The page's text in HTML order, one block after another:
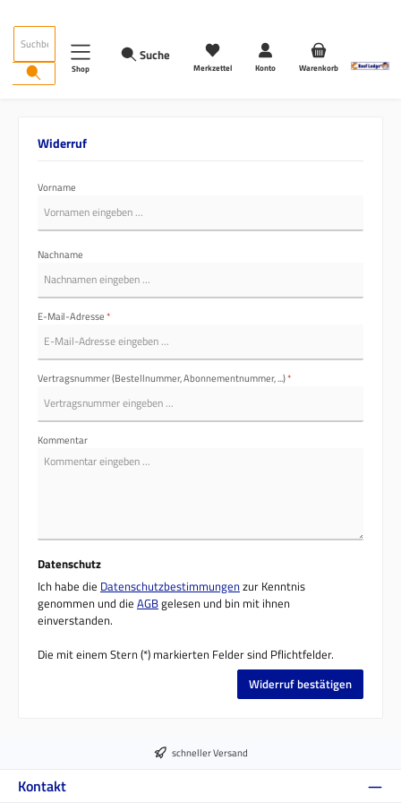
Shop
Suche
Merkzettel Konto Warenkorb
Widerruf
Vorname
Nachname
E-Mail-Adresse*
Vertragsnummer (Bestellnummer, Abonnementnummer, ...)*
Kommentar
Datenschutz
Ich habe die Datenschutzbestimmungenzur Kenntnis
genommen und die AGBgelesen und bin mit ihnen
einverstanden.
Die mit einem Stern (*) markierten Felder sind Pflichtfelder.
Widerruf bestätigen
schneller Versand
Kontakt